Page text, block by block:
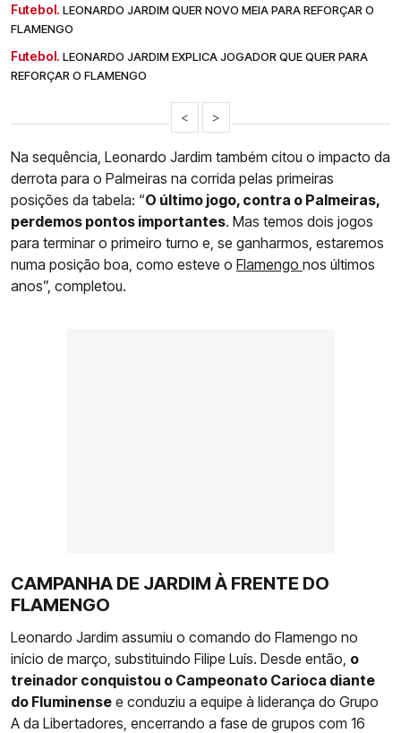
Futebol. LEONARDO JARDIM QUER NOVO MEIA PARA REFORÇAR O
FLAMENGO
Futebol. LEONARDO JARDIM EXPLICA JOGADOR QUE QUER PARA
REFORÇAR O FLAMENGO
< >
Na sequência, Leonardo Jardim também citou o impacto da
derrota para o Palmeiras na corrida pelas primeiras
posições da tabela: “O último jogo, contra o Palmeiras,
perdemos pontos importantes. Mas temos dois jogos
para terminar o primeiro turno e, se ganharmos, estaremos
numa posição boa, como esteve o Flamengo nos últimos
anos”, completou.
CAMPANHA DE JARDIM À FRENTE DO
FLAMENGO
Leonardo Jardim assumiu o comando do Flamengo no
início de março, substituindo Filipe Luís. Desde então, o
treinador conquistou o Campeonato Carioca diante
do Fluminense e conduziu a equipe à liderança do Grupo
A da Libertadores, encerrando a fase de grupos com 16